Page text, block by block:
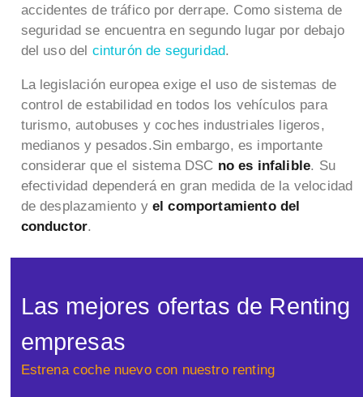
accidentes de tráfico por derrape. Como sistema de
seguridad se encuentra en segundo lugar por debajo
del uso del cinturón de seguridad.
La legislación europea exige el uso de sistemas de
control de estabilidad en todos los vehículos para
turismo, autobuses y coches industriales ligeros,
medianos y pesados.Sin embargo, es importante
considerar que el sistema DSC no es infalible. Su
efectividad dependerá en gran medida de la velocidad
de desplazamiento y el comportamiento del
conductor.
Las mejores ofertas de Renting
empresas
Estrena coche nuevo con nuestro renting